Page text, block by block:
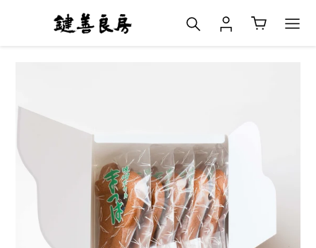
検索 ログイン カート